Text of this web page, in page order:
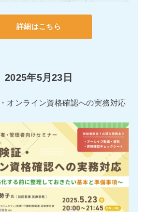
詳細はこちら
2025年5月23日
オンライン資格確認への実務対応